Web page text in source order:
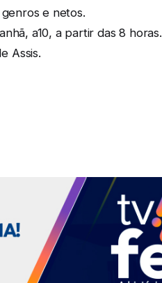
e netos.
a10, a partir das 8 horas.
Assis.